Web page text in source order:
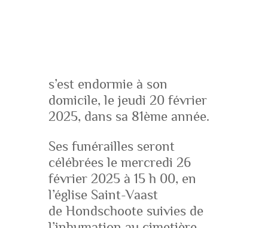
s’est endormie à son
domicile, le jeudi 20 février
2025, dans sa 81ème année.
Ses funérailles seront
célébrées le mercredi 26
février 2025 à 15 h 00, en
l’église Saint-Vaast
de Hondschoote suivies de